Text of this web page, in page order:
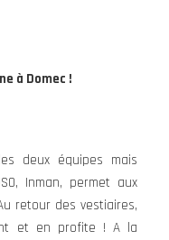
à Domec !
deux équipes mais
Inman, permet aux
retour des vestiaires,
et en profite ! A la